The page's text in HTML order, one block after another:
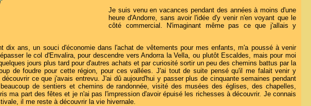
Je suis venu en vacances pendant des années à moins d'une
heure d'Andorre, sans avoir l'idée d'y venir n'en voyant que le
côté commercial. N'imaginant même pas ce que j'allais y
dix ans, un souci d'économie dans l'achat de vêtements pour mes enfants, m'a poussé à venir
le col d'Envalira, pour descendre vers Andorra la Vella, ou plutôt Escaldes, mais pour moi
jours plus tard pour d'autres achats et par curiosité sortir un peu des chemins battus par la
de foudre pour cette région, pour ces vallées. J'ai tout de suite pensé qu'il me falait venir y
ce que j'avais entrevu. J'ai dû aujourd'hui y passer plus de cinquante semaines pendant
de sentiers et chemins de randonnée, visité des musées des églises, des chapelles,
ma part des fêtes et je n'ai pas l'impression d'avoir épuisé les richesses à découvrir. Je connais
il me reste à découvrir la vie hivernale.